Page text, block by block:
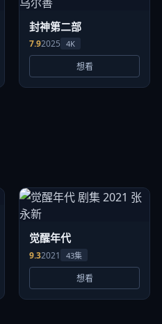
封神第二部
7.92025 4K
想看
觉醒年代
9.32021 43集
想看